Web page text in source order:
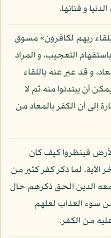
و فنائها.
ربهم لكافرون» مسوق
التعجيب، و المراد
و قد عبر عنه باللقاء
أن يبتدئوا منه ثم لا
إلى أن الكفر بالمعاد من
فينظروا كيف كان
الآية، لما ذكر كفر كثير من
معه الدين الحق ذكرهم حال
من سوء العذاب لعلهم
من الكفر.